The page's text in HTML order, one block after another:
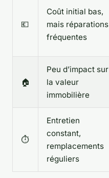
💶
Coût initial bas,
mais réparations
fréquentes
🏠
Peu d’impact sur
la valeur
immobilière
⏱️
Entretien
constant,
remplacements
réguliers